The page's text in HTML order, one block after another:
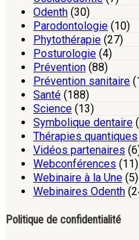
Odenth (30)
Parodontologie (10)
Phytothérapie (27)
Posturologie (4)
Prévention (88)
Prévention sanitaire
Santé (188)
Science (13)
Symbolique dentaire
Thérapies quantiques
Vidéos partenaires
Webconférences (11)
Webinaire à la Une (5)
Webinaires Odenth
Politique de confidentialité